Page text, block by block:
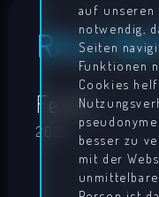
RALF
Feels
2022
auf unseren
notwendig,
Seiten
Funktionen
Cookies
besser zu
mit der